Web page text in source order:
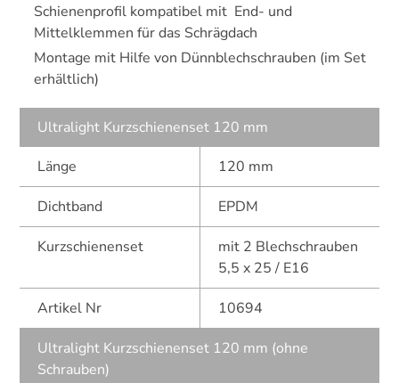
Schienenprofil kompatibel mit End- und
Mittelklemmen für das Schrägdach
Montage mit Hilfe von Dünnblechschrauben (im Set
erhältlich)
Ultralight Kurzschienenset 120 mm
Länge
120 mm
Dichtband EPDM
Kurzschienenset
mit 2 Blechschrauben
5,5 x 25 / E16
Artikel Nr 10694
Ultralight Kurzschienenset 120 mm (ohne
Schrauben)